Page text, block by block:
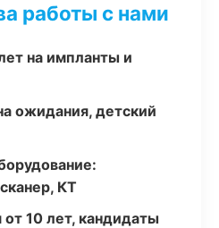
работы с нами
на импланты и
ожидания, детский
КТ
10 лет, кандидаты